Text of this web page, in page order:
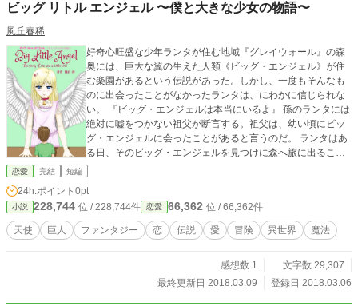
ビッグ リトル エンジェル 〜僕と大きな少女の物語〜
風丘春稀
好奇心旺盛な少年ランタが住む地域『グレイウォール』の森
奥には、巨大な翼の生えた人類《ビッグ・エンジェル》が住
む楽園があるという伝説があった。しかし、一度もそんなも
のに出会ったことがなかったランタは、にわかに信じられな
い。 『ビッグ・エンジェルは本当にいるよ』 孫のランタには
絶対に嘘をつかない祖父が断言する。祖父は、幼い頃にビッ
グ・エンジェルに会ったことがあると言うのだ。 ランタはあ
る日、そのビッグ・エンジェルを見つけに森へ旅に出ること
を決意する。そしてランタは、傷ついたエンジェルを見つけ
娘を探して欲しいと言うと力尽きてしまう。 ランタは、木の
陰に隠れて怯えていた幼いエンジェル、マイカを見つける。
親の代わりとして守っていくうちに、次第にマイカに恋心を
寄せていく。 ところが、彼らの背後にはエンジェルたちの命
_________________________________________ 3月9日
この物語は完結しました。 読者様からの沢山のコメントと感
恋愛 完結 短編
24h.ポイント 0pt
小説 228,744 位 / 228,744件 恋愛 66,362 位 / 66,362件
天使 巨人 ファンタジー 恋 伝説 愛 冒険 異世界 魔法
感想数 1
文字数 29,307
最終更新日 2018.03.09
登録日 2018.03.06